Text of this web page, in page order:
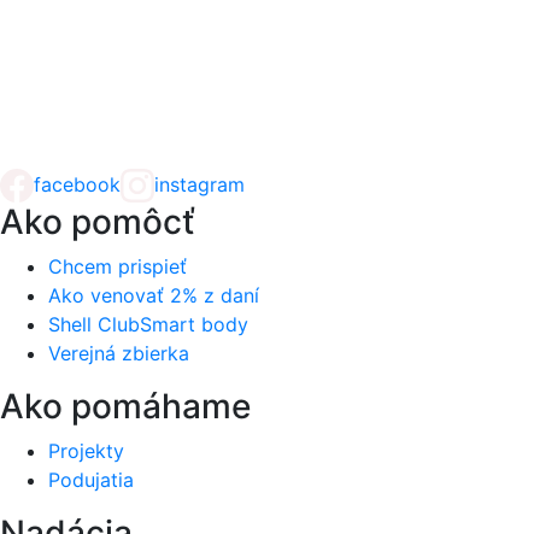
facebook instagram
Ako pomôcť
Chcem prispieť
Ako venovať 2% z daní
Shell ClubSmart body
Verejná zbierka
Ako pomáhame
Projekty
Podujatia